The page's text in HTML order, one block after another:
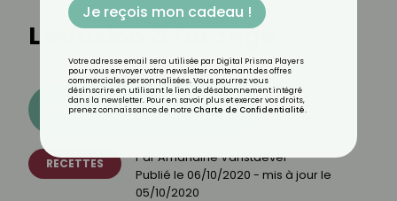
L'infusion à l'orange
Découvrez les 11 menus CROQ
RECETTES ParAmandine Vanstaevel
Publié le 06/10/2020 - mis à jour le
05/10/2020
Je reçois mon cadeau !
Votre adresse email sera utilisée par Digital Prisma Players
pour vous envoyer votre newsletter contenant des offres
commerciales personnalisées. Vous pourrez vous
désinscrire en utilisant le lien de désabonnement intégré
dans la newsletter. Pour en savoir plus et exercer vos droits,
prenez connaissance de notre Charte de Confidentialité.